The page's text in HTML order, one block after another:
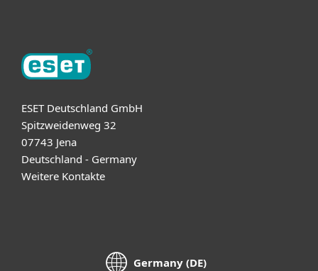
ESET Deutschland GmbH
Spitzweidenweg 32
07743 Jena
Deutschland - Germany
Weitere Kontakte
Germany (DE)